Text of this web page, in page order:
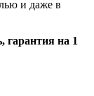
и даже в
гарантия на 1